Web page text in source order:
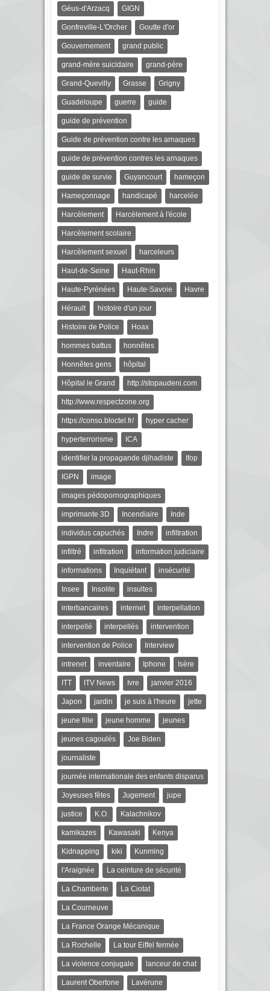
Géus-d'Arzacq GIGN
Gonfreville-L'Orcher Goutte d'or
Gouvernement grand public
grand-mère suicidaire grand-père
Grand-Quevilly Grasse Grigny
Guadeloupe guerre guide
guide de prévention
Guide de prévention contre les arnaques
guide de prévention contres les arnaques
guide de survie Guyancourt hameçon
Hameçonnage handicapé harcelée
Harcèlement Harcèlement à l'école
Harcèlement scolaire
Harcèlement sexuel harceleurs
Haut-de-Seine Haut-Rhin
Haute-Pyrénées Haute-Savoie Havre
Hérault histoire d'un jour
Histoire de Police Hoax
hommes battus honnêtes
Honnêtes gens hôpital
Hôpital le Grand http://stopaudeni.com
http://www.respectzone.org
https://conso.bloctel.fr/ hyper cacher
hyperterrorisme ICA
identifier la propagande djihadiste Ifop
IGPN image
images pédopornographiques
imprimante 3D Incendiaire Inde
individus capuchés Indre infiltration
infiltré infitration information judiciaire
informations Inquiétant insécurité
Insee Insolite insultes
interbancaires internet interpellation
interpellé interpellés intervention
intervention de Police Interview
intrenet inventaire Iphone Isère
ITT ITV News Ivre janvier 2016
Japon jardin je suis à l'heure jette
jeune fille jeune homme jeunes
jeunes cagoulés Joe Biden
journaliste
journée internationale des enfants disparus
Joyeuses fêtes Jugement jupe
justice K.O. Kalachnikov
kamikazes Kawasaki Kenya
Kidnapping kiki Kunming
l'Araignée La ceinture de sécurité
La Chamberte La Ciotat
La Courneuve
La France Orange Mécanique
La Rochelle La tour Eiffel fermée
La violence conjugale lanceur de chat
Laurent Obertone Lavérune